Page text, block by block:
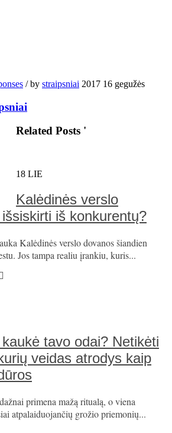
/by straipsniai 2017 16 gegužės
Related Posts '
18 LIE
Kalėdinės verslo
iš konkurentų?
Kalėdinės verslo dovanos šiandien
Jos tampa realiu įrankiu, kuris...
tavo odai? Netikėti
veidas atrodys kaip
primena mažą ritualą, o viena
atpalaiduojančių grožio priemonių...